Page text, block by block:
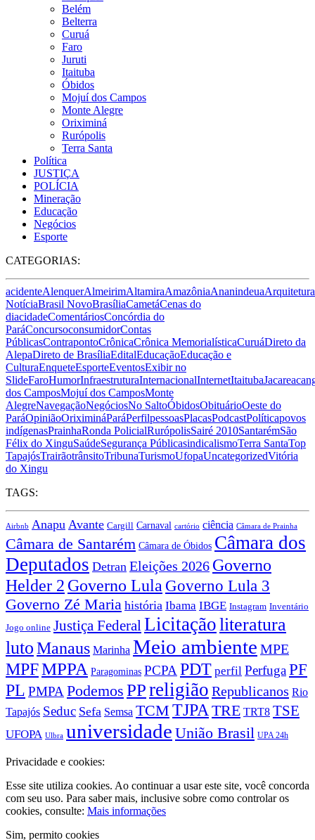
Belém
Belterra
Curuá
Faro
Juruti
Itaituba
Óbidos
Mojuí dos Campos
Monte Alegre
Oriximiná
Rurópolis
Terra Santa
Política
JUSTIÇA
POLÍCIA
Mineração
Educação
Negócios
Esporte
CATEGORIAS:
acidenteAlenquerAlmeirimAltamiraAmazôniaAnanindeuaArquitetura
NotíciaBrasil NovoBrasíliaCametáCenas do
diacidadeComentáriosConcórdia do
ParáConcursoconsumidorContas
PúblicasContrapontoCrônicaCrônica MemorialísticaCuruáDireto da
AlepaDireto de BrasíliaEditalEducaçãoEducação e
CulturaEnqueteEsporteEventosExibir no
SlideFaroHumorInfraestruturaInternacionalInternetItaituba
dos CamposMojuí dos CamposMonte
AlegreNavegaçãoNegóciosNo SaltoÓbidosObituárioOeste do
ParáOpiniãoOriximináParáPerfilpessoasPlacasPodcastPolíticapovos
indígenasPrainhaRonda PolicialRurópolisSairé 2010SantarémSão
Félix do XinguSaúdeSegurança PúblicasindicalismoTerra SantaTop
TapajósTrairãotrânsitoTribunaTurismoUfopaUncategorizedVitória
do Xingu
TAGS:
Airbnb Anapu Avante Cargill Carnaval cartório ciência Câmara de Prainha
Câmara de Santarém Câmara de Óbidos Câmara dos
Deputados Detran Eleições 2026 Governo
Helder 2 Governo Lula Governo Lula 3
Governo Zé Maria história Ibama IBGE Instagram Inventário
Jogo online Justiça Federal Licitaçãoliteratura
lutoManaus Marinha Meio ambiente MPE
MPFMPPA Paragominas PCPA PDT perfil PerfugaPF
PL PMPA Podemos PPreligião Republicanos Rio
Tapajós Seduc Sefa Semsa TCM TJPA TRE TRT8 TSE
UFOPA Ulbra universidade União Brasil UPA 24h
Privacidade e cookies:
Esse site utiliza cookies. Ao continuar a usar este site, você concorda
com seu uso. Para saber mais, inclusive sobre como controlar os
cookies, consulte: Mais informações
Sim, permito cookies